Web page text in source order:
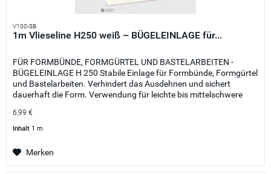
V100-SB
1m Vlieseline H250 weiß – BÜGELEINLAGE für...
FÜR FORMBÜNDE, FORMGÜRTEL UND BASTELARBEITEN -
BÜGELEINLAGE H 250 Stabile Einlage für Formbünde, Formgürtel
und Bastelarbeiten. Verhindert das Ausdehnen und sichert
dauerhaft die Form. Verwendung für leichte bis mittelschwere
6,99 €
Inhalt 1 m
Merken